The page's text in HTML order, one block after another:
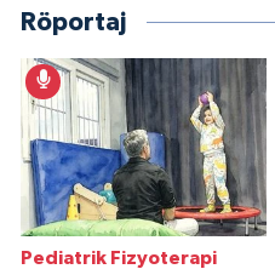
Röportaj
Pediatrik Fizyoterapi